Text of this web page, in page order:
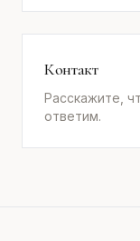
Контакт
Расскажите,
ответим.